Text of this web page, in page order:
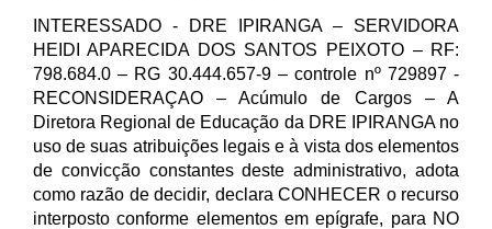
INTERESSADO - DRE IPIRANGA – SERVIDORA
HEIDI APARECIDA DOS SANTOS PEIXOTO – RF:
798.684.0 – RG 30.444.657-9 – controle nº 729897 -
RECONSIDERAÇAO – Acúmulo de Cargos – A
Diretora Regional de Educação da DRE IPIRANGA no
uso de suas atribuições legais e à vista dos elementos
de convicção constantes deste administrativo, adota
como razão de decidir, declara CONHECER o recurso
interposto conforme elementos em epígrafe, para NO